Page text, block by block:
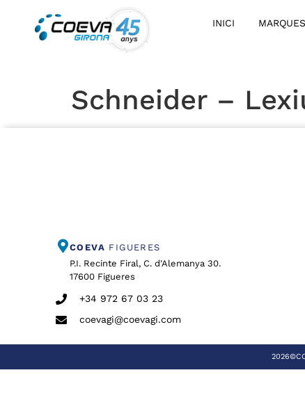
INICI MARQUES
Schneider –
COEVA FIGUERES
P.I. Recinte Firal, C. d'Alemanya 30.
17600 Figueres
+34 972 67 03 23
coevagi@coevagi.com